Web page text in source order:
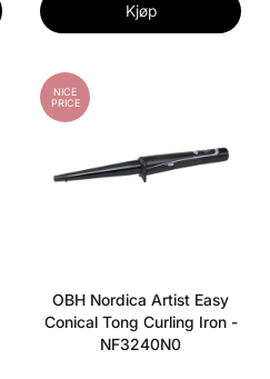
Kjøp
NICE
PRICE
OBH Nordica Artist Easy
Conical Tong Curling Iron -
NF3240N0